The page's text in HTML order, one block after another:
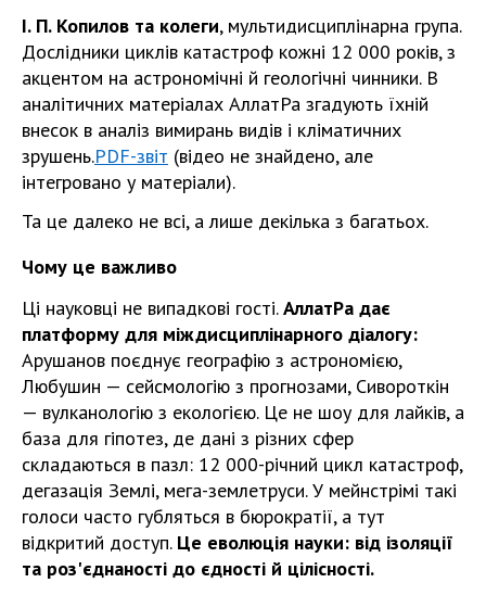
І. П. Копилов та колеги, мультидисциплінарна група.
Дослідники циклів катастроф кожні 12 000 років, з
акцентом на астрономічні й геологічні чинники. В
аналітичних матеріалах АллатРа згадують їхній
внесок в аналіз вимирань видів і кліматичних
зрушень.PDF-звіт (відео не знайдено, але
інтегровано у матеріали).
Та це далеко не всі, а лише декілька з багатьох.
Чому це важливо
Ці науковці не випадкові гості.АллатРа дає
платформу для міждисциплінарного діалогу:
Арушанов поєднує географію з астрономією,
Любушин — сейсмологію з прогнозами, Сивороткін
— вулканологію з екологією. Це не шоу для лайків, а
база для гіпотез, де дані з різних сфер
складаються в пазл: 12 000-річний цикл катастроф,
дегазація Землі, мега-землетруси. У мейнстрімі такі
голоси часто губляться в бюрократії, а тут
відкритий доступ. Це еволюція науки: від ізоляції
та роз'єднаності до єдності й цілісності.